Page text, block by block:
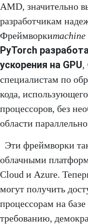
AMD, значительно
разработчикам
Фреймворки
PyTorch
ускорения на GPU,
специалистам по
кода,
процессоров, без
области
Эти фреймворки
облачными
Cloud и Azure.
могут получить
процессорам на
требованию,